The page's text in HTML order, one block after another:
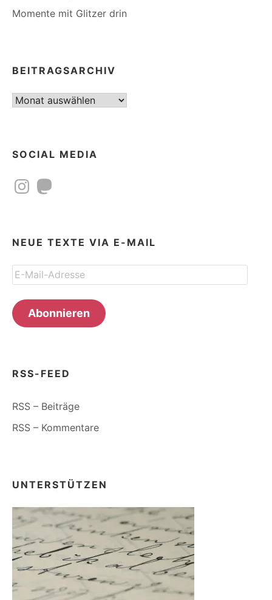
Momente mit Glitzer drin
BEITRAGSARCHIV
Beitragsarchiv
SOCIAL MEDIA
InstagramMastodon
NEUE TEXTE VIA E-MAIL
E-
Mail-
Adresse
Abonnieren
RSS-FEED
RSS – Beiträge
RSS – Kommentare
UNTERSTÜTZEN